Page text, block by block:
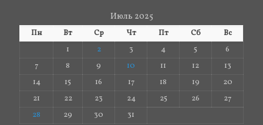
Июль 2025
Пн Вт Ср Чт Пт Сб
Вс
1
2 3 4 5
6
7
8 9 10 11 12
13
14
15 16 17 18 19
20
21
22 23 24 25 26
27
28
29 30 31